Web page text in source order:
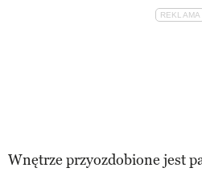
Wnętrze przyozdobione jest